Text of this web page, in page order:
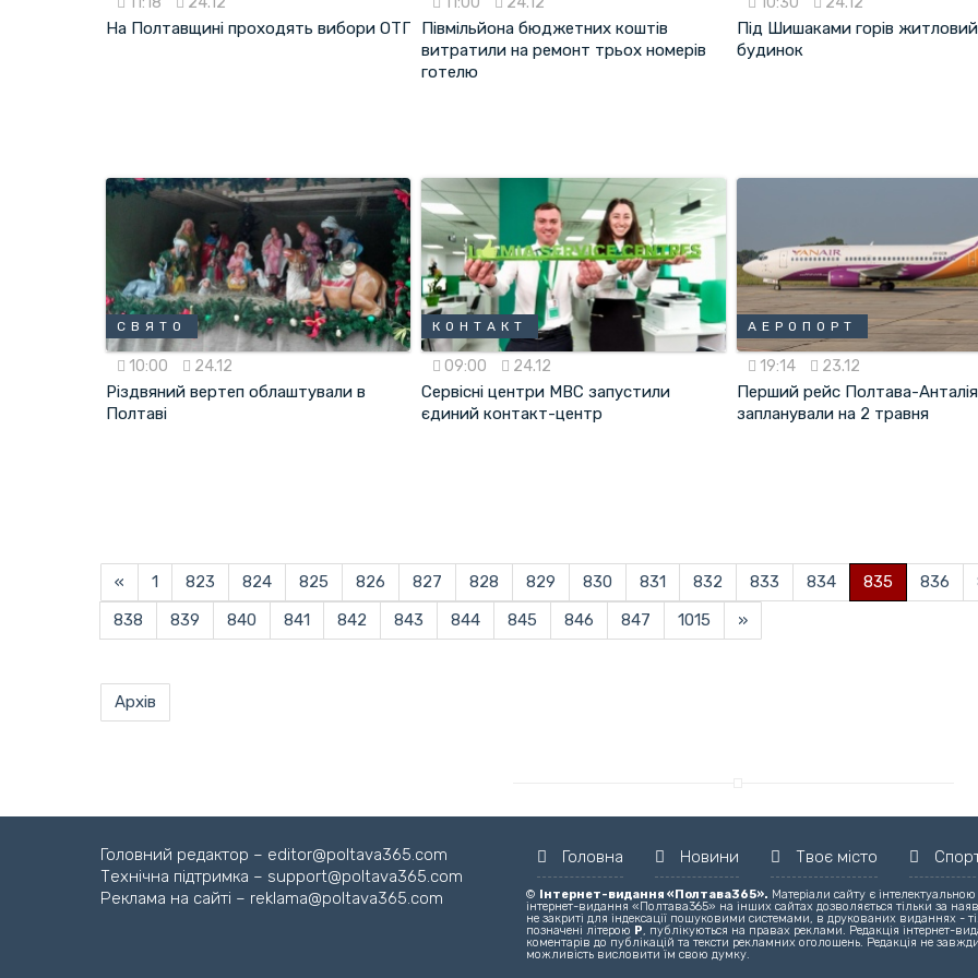
На Полтавщині проходять вибори ОТГ
Півмільйона бюджетних коштів
витратили на ремонт трьох номерів
готелю
Під Шишаками горів житловий
будинок
СВЯТО
10:00 24.12
Різдвяний вертеп облаштували в
Полтаві
КОНТАКТ
09:00 24.12
Сервісні центри МВС запустили
єдиний контакт-центр
АЕРОПОРТ
19:14 23.12
Перший рейс Полтава-Анталія
запланували на 2 травня
« 1 823 824 825 826 827 828 829 830 831 832 833 834 835 836
838
839 840 841 842 843 844 845 846 847 1015 »
Архів
Головний редактор – editor@poltava365.com
Технічна підтримка – support@poltava365.com
Реклама на сайті – reklama@poltava365.com
Головна Новини Твоє місто
© Інтернет-видання «Полтава365». Матеріали сайту є
інтернет-видання «Полтава365» на інших сайтах дозволяється тільки за
не закриті для індексації пошуковими системами, в друкованих виданнях -
позначені літерою Р, публікуються на правах реклами. Редакція інтернет-
коментарів до публікацій та тексти рекламних оголошень. Редакція не
можливість висловити їм свою думку.